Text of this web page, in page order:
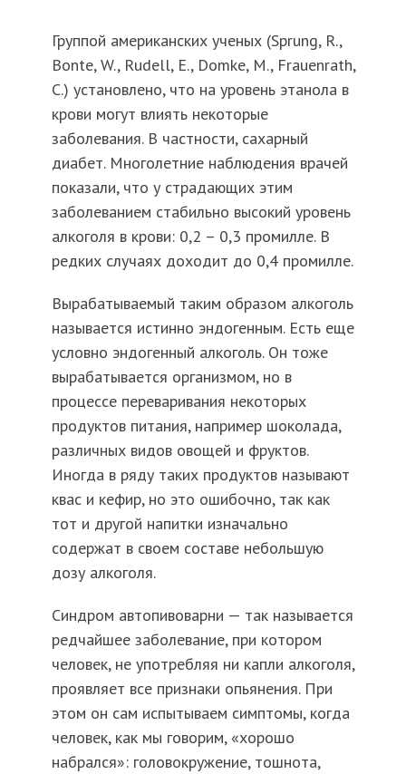
Группой американских ученых (Sprung, R.,
Bonte, W., Rudell, E., Domke, M., Frauenrath,
C.) установлено, что на уровень этанола в
крови могут влиять некоторые
заболевания. В частности, сахарный
диабет. Многолетние наблюдения врачей
показали, что у страдающих этим
заболеванием стабильно высокий уровень
алкоголя в крови: 0,2 – 0,3 промилле. В
редких случаях доходит до 0,4 промилле.
Вырабатываемый таким образом алкоголь
называется истинно эндогенным. Есть еще
условно эндогенный алкоголь. Он тоже
вырабатывается организмом, но в
процессе переваривания некоторых
продуктов питания, например шоколада,
различных видов овощей и фруктов.
Иногда в ряду таких продуктов называют
квас и кефир, но это ошибочно, так как
тот и другой напитки изначально
содержат в своем составе небольшую
дозу алкоголя.
Синдром автопивоварни — так называется
редчайшее заболевание, при котором
человек, не употребляя ни капли алкоголя,
проявляет все признаки опьянения. При
этом он сам испытываем симптомы, когда
человек, как мы говорим, «хорошо
набрался»: головокружение, тошнота,